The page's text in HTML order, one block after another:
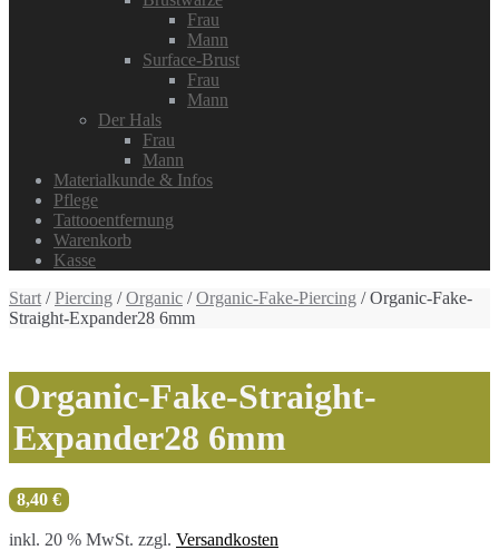
Frau
Mann
Surface-Brust
Frau
Mann
Der Hals
Frau
Mann
Materialkunde & Infos
Pflege
Tattooentfernung
Warenkorb
Kasse
Start /Piercing /Organic /Organic-Fake-Piercing / Organic-Fake-
Straight-Expander28 6mm
Organic-Fake-Straight-
Expander28 6mm
8,40 €
inkl. 20 % MwSt. zzgl. Versandkosten